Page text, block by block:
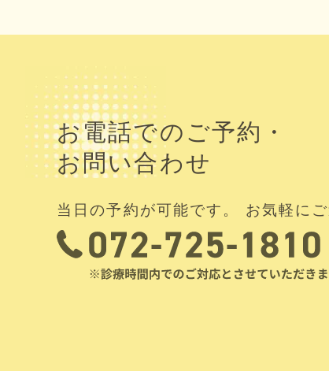
お電話でのご予約・
お問い合わせ
当日の予約が可能です。 お気軽にご